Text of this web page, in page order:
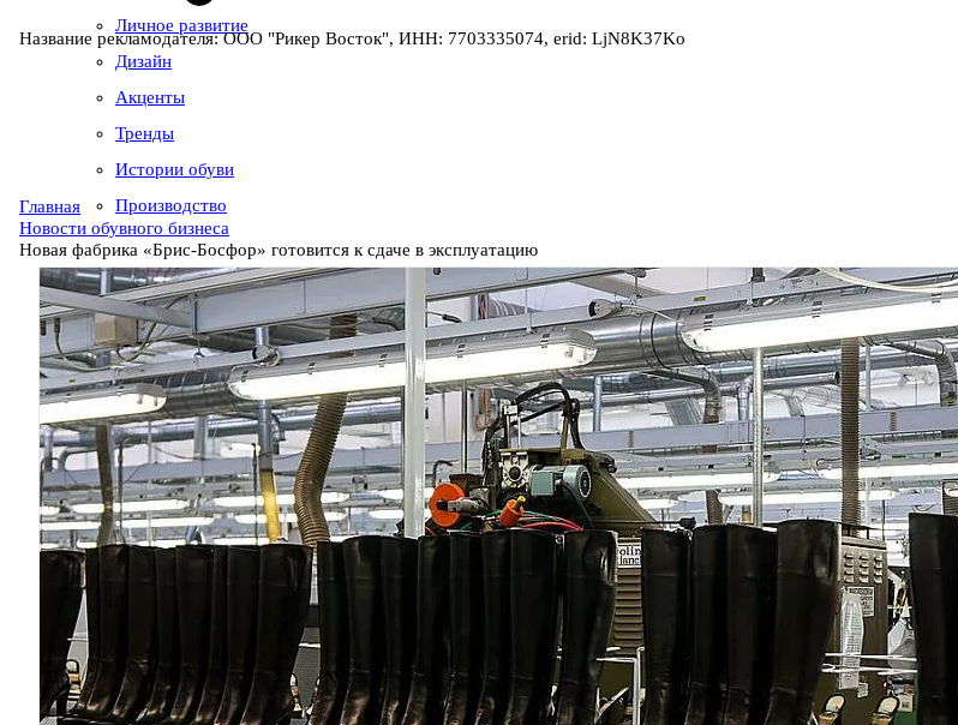
Личное развитие
Дизайн
Акценты
Тренды
Истории обуви
Производство
Название рекламодателя: ООО "Рикер Восток", ИНН: 7703335074, erid: LjN8K37Ko
Главная
Новости обувного бизнеса
Новая фабрика «Брис-Босфор» готовится к сдаче в эксплуатацию